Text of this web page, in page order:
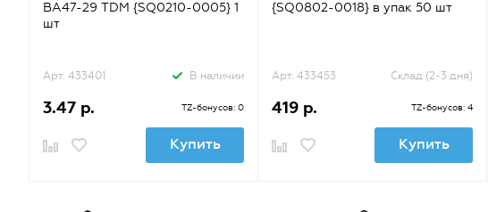
ВА47-29 TDM {SQ0210-0005} 1
шт
Арт. 433401 В наличии
3.47 р. TZ-бонусов: 0
Купить
{SQ0802-0018} в упак 50 шт
Арт. 433453 Склад (2-3 дня)
419 р. TZ-бонусов: 4
Купить